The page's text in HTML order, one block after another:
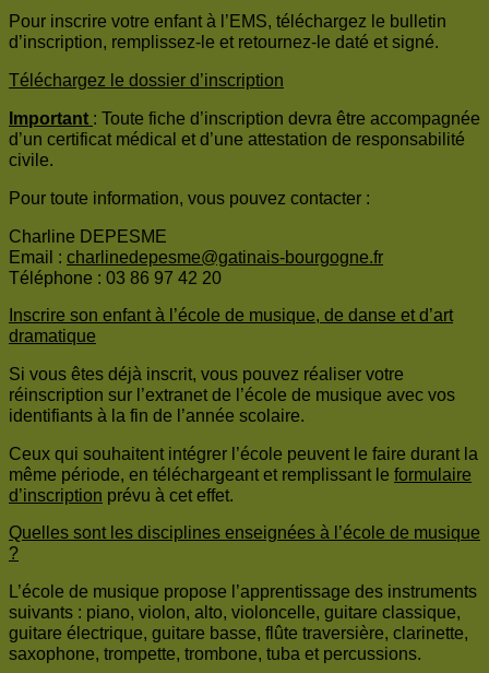
Pour inscrire votre enfant à l’EMS, téléchargez le bulletin
d’inscription, remplissez-le et retournez-le daté et signé.
Téléchargez le dossier d’inscription
Important : Toute fiche d’inscription devra être accompagnée
d’un certificat médical et d’une attestation de responsabilité
civile.
Pour toute information, vous pouvez contacter :
Charline DEPESME
Email : charlinedepesme@gatinais-bourgogne.fr
Téléphone : 03 86 97 42 20
Inscrire son enfant à l’école de musique, de danse et d’art
dramatique
Si vous êtes déjà inscrit, vous pouvez réaliser votre
réinscription sur l’extranet de l’école de musique avec vos
identifiants à la fin de l’année scolaire.
Ceux qui souhaitent intégrer l’école peuvent le faire durant la
même période, en téléchargeant et remplissant le formulaire
d’inscription prévu à cet effet.
Quelles sont les disciplines enseignées à l’école de musique
?
L’école de musique propose l’apprentissage des instruments
suivants : piano, violon, alto, violoncelle, guitare classique,
guitare électrique, guitare basse, flûte traversière, clarinette,
saxophone, trompette, trombone, tuba et percussions.